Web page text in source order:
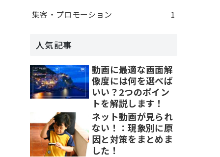
集客・プロモーション
1
人気記事
動画に最適な画面解
像度には何を選べば
いい？2つのポイン
トを解説します！
ネット動画が見られ
ない！：現象別に原
因と対策をまとめま
した！